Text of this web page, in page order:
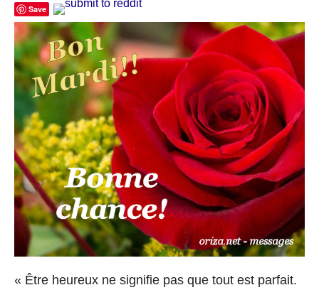
Save
« Être heureux ne signifie pas que tout est parfait.